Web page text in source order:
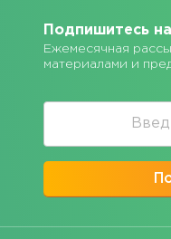
Подпишитесь
Ежемесячная
материалами и